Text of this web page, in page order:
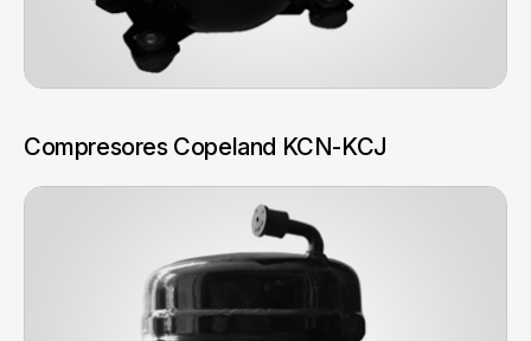
Compresores Copeland KCN-KCJ